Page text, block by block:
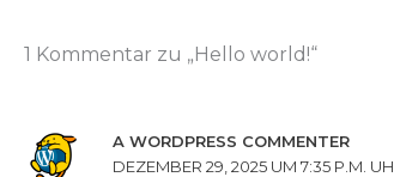
1 Kommentar zu „Hello world!“
A WORDPRESS COMMENTER
DEZEMBER 29, 2025 UM 7:35 P.M.